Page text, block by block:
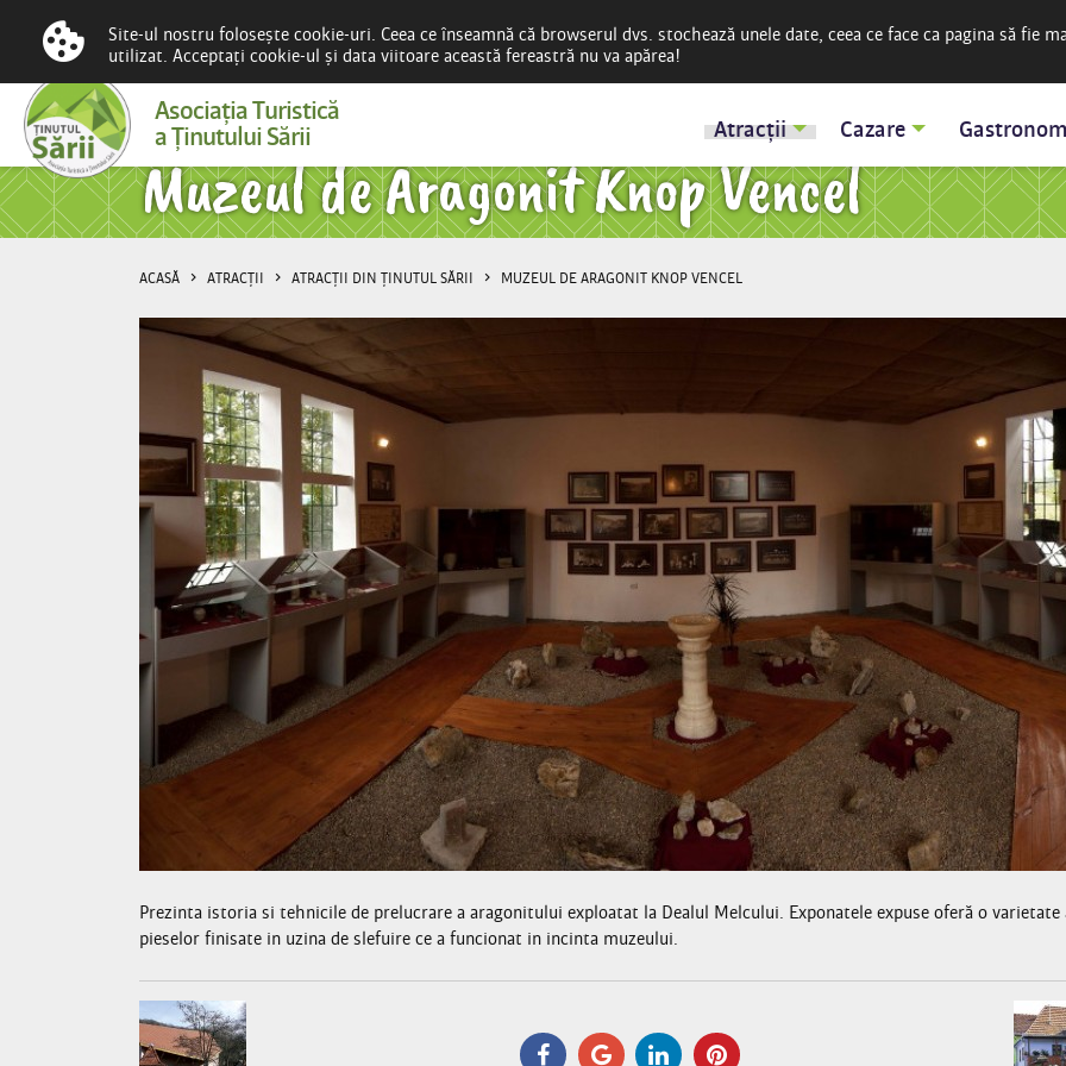
Asociaţia Turistică
a Ţinutului Sării Atracții Cazare
Muzeul de Aragonit Knop Vencel
ACASĂ ATRACȚII ATRACȚII DIN ȚINUTUL SĂRII MUZEUL DE ARAGONIT KNOP VENCEL
Prezinta istoria si tehnicile de prelucrare a aragonitului exploatat la Dealul Melcului. Exponatele expuse oferă o varietate
pieselor finisate in uzina de slefuire ce a funcionat in incinta muzeului.
Site-ul nostru folosește cookie-uri. Ceea ce înseamnă că browserul dvs. stochează unele date, ceea ce face ca pagina să fie
utilizat. Acceptați cookie-ul și data viitoare această fereastră nu va apărea!